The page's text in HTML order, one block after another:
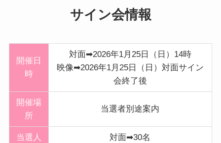
サイン会情報
開催日
時
対面➡2026年1月25日（日）14時
映像➡2026年1月25日（日）対面サイン
会終了後
開催場
所
当選者別途案内
当選人
対面➡30名